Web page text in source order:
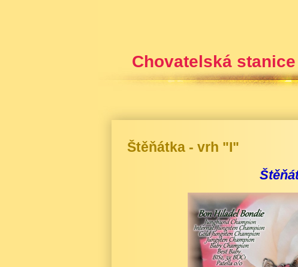
Chovatelská
Štěňátka - vrh "I"